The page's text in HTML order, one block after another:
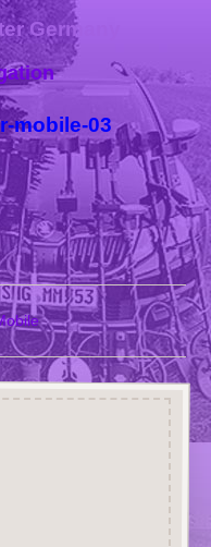
Germany
mobile-03